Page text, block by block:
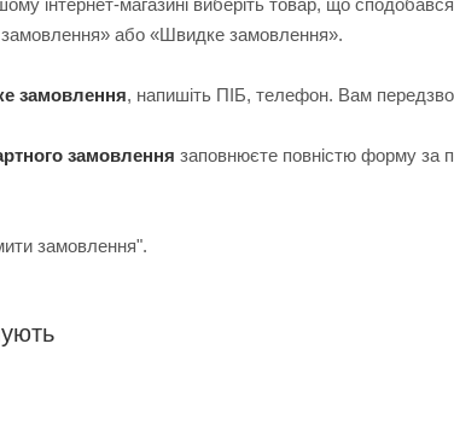
інтернет-магазині виберіть товар, що
або «Швидке замовлення».
замовлення, напишіть ПІБ, телефон. Вам
замовлення заповнюєте повністю форму за
замовлення".